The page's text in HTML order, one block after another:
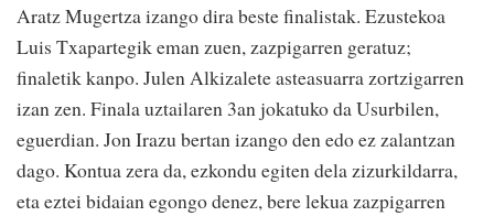
Aratz Mugertza izango dira beste finalistak. Ezustekoa
Luis Txapartegik eman zuen, zazpigarren geratuz;
finaletik kanpo. Julen Alkizalete asteasuarra zortzigarren
izan zen. Finala uztailaren 3an jokatuko da Usurbilen,
eguerdian. Jon Irazu bertan izango den edo ez zalantzan
dago. Kontua zera da, ezkondu egiten dela zizurkildarra,
eta eztei bidaian egongo denez, bere lekua zazpigarren